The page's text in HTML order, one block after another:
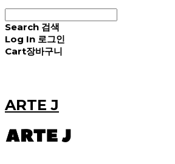
Search 검색
Log In 로그인
Cart장바구니
ARTE J